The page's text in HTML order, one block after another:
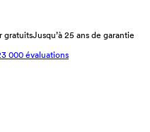
gratuitsJusqu’à 25 ans de garantie
000 évaluations